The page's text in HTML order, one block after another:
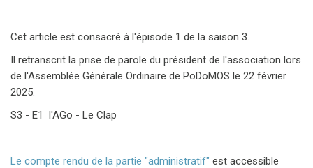
Cet article est consacré à l'épisode 1 de la saison 3.
Il retranscrit la prise de parole du président de l'association lors
de l'Assemblée Générale Ordinaire de PoDoMOS le 22 février
2025.
S3 - E1 l'AGo - Le Clap
Le compte rendu de la partie "administratif" est accessible